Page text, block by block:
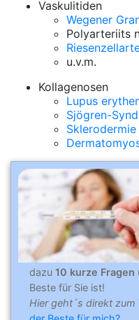
Vaskulitiden
Wegener
Polyarteriits
u.v.m.
Kollagenosen
Lupus
Sjögren-
Sklerodermie
dazu 10 kurze Fragen
Beste für Sie ist!
Hier geht´s direkt zum